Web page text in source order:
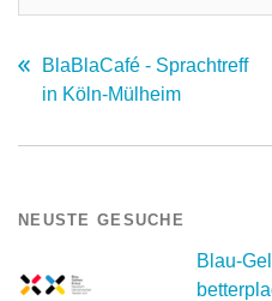
BlaBlaCafé - Sprachtreff
in Köln-Mülheim
NEUSTE GESUCHE
Blau-